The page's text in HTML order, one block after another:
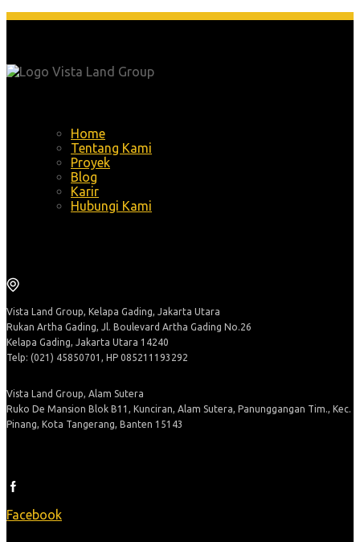
Home
Tentang Kami
Proyek
Blog
Karir
Hubungi Kami
Vista Land Group, Kelapa Gading, Jakarta Utara
Rukan Artha Gading, Jl. Boulevard Artha Gading No.26
Kelapa Gading, Jakarta Utara 14240
Telp: (021) 45850701, HP 085211193292
Vista Land Group, Alam Sutera
Ruko De Mansion Blok B11, Kunciran, Alam Sutera, Panunggangan Tim., Kec.
Pinang, Kota Tangerang, Banten 15143
Facebook